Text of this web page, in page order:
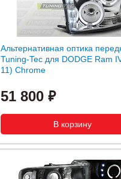
Альтернативная оптика
Tuning-Tec для DODGE Ram
11) Chrome
51 800